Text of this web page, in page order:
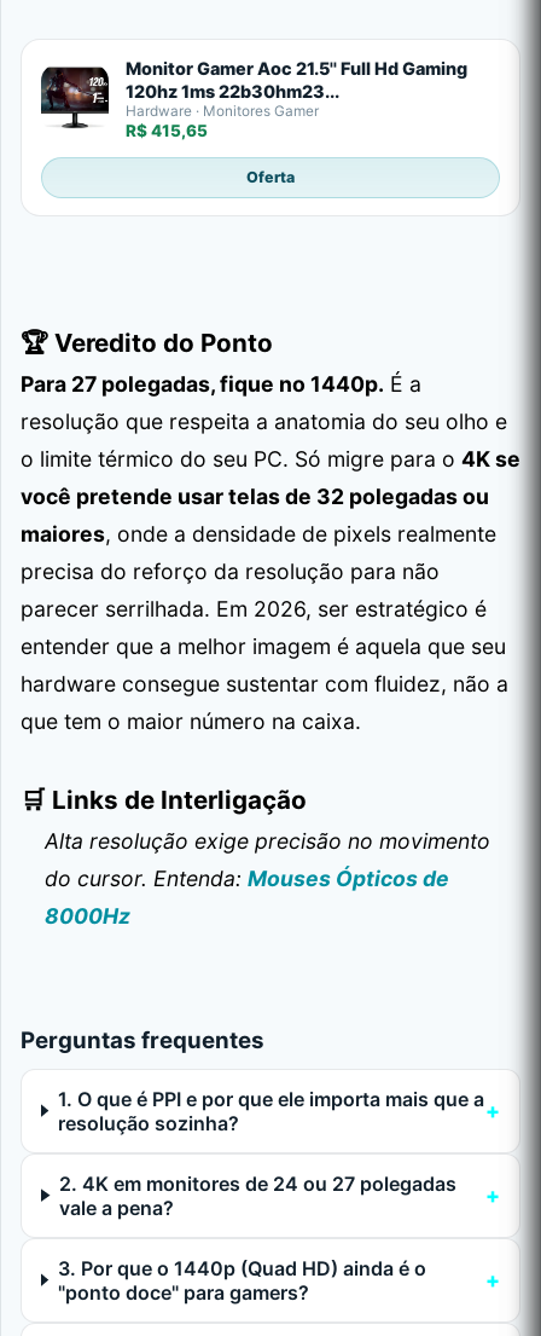
Monitor Gamer Aoc 21.5'' Full Hd Gaming
120hz 1ms 22b30hm23...
Hardware · Monitores Gamer
R$ 415,65
Oferta
🏆 Veredito do Ponto
Para 27 polegadas, fique no 1440p. É a
resolução que respeita a anatomia do seu olho e
o limite térmico do seu PC. Só migre para o 4K se
você pretende usar telas de 32 polegadas ou
maiores, onde a densidade de pixels realmente
precisa do reforço da resolução para não
parecer serrilhada. Em 2026, ser estratégico é
entender que a melhor imagem é aquela que seu
hardware consegue sustentar com fluidez, não a
que tem o maior número na caixa.
​🛒 Links de Interligação
Alta resolução exige precisão no movimento
do cursor. Entenda: Mouses Ópticos de
8000Hz
Perguntas frequentes
1. O que é PPI e por que ele importa mais que a
resolução sozinha?
2. 4K em monitores de 24 ou 27 polegadas
vale a pena?
3. Por que o 1440p (Quad HD) ainda é o
"ponto doce" para gamers?